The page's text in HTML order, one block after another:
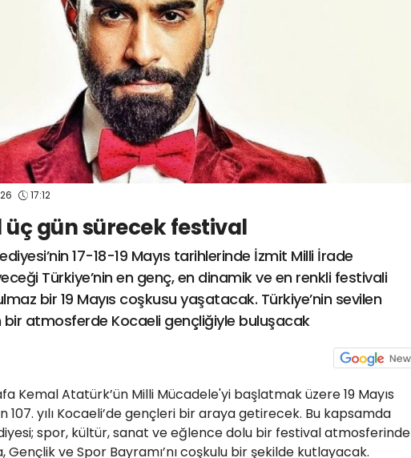
17:12
üç gün sürecek festival
17-18-19 Mayıs tarihlerinde İzmit Milli İrade
Türkiye’nin en genç, en dinamik ve en renkli festivali
bir 19 Mayıs coşkusu yaşatacak. Türkiye’nin sevilen
bir atmosferde Kocaeli gençliğiyle buluşacak
Kemal Atatürk’ün Milli Mücadele'yi başlatmak üzere 19 Mayıs
107. yılı Kocaeli’de gençleri bir araya getirecek. Bu kapsamda
spor, kültür, sanat ve eğlence dolu bir festival atmosferinde
Gençlik ve Spor Bayramı’nı coşkulu bir şekilde kutlayacak.